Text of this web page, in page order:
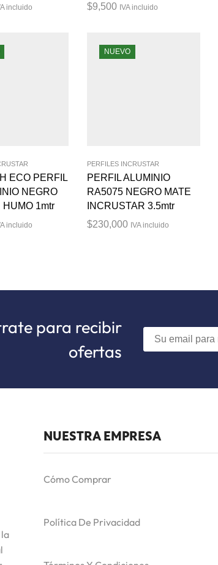
incluido
$9,500 IVA incluido
ECO PERFIL
NEGRO
HUMO 1mtr
incluido
NUEVO
PERFILES INCRUSTAR
PERFIL ALUMINIO
RA5075 NEGRO MATE
INCRUSTAR 3.5mtr
$230,000 IVA incluido
para recibir
ofertas
NUESTRA EMPRESA
Cómo Comprar
Política De Privacidad